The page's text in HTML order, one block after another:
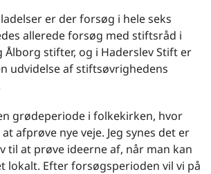
er der forsøg i hele seks
allerede forsøg med stiftsråd i
Ålborg stifter, og i Haderslev Stift er
udvidelse af stiftsøvrighedens
grødeperiode i folkekirken, hvor
afprøve nye veje. Jeg synes det er
til at prøve ideerne af, når man kan
lokalt. Efter forsøgsperioden vil vi på